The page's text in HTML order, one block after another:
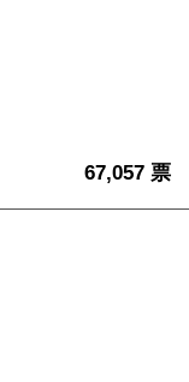
67,057 票